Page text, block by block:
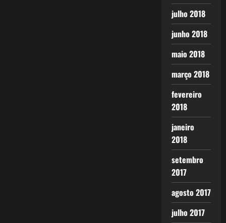
julho 2018
junho 2018
maio 2018
março 2018
fevereiro
2018
janeiro
2018
setembro
2017
agosto 2017
julho 2017